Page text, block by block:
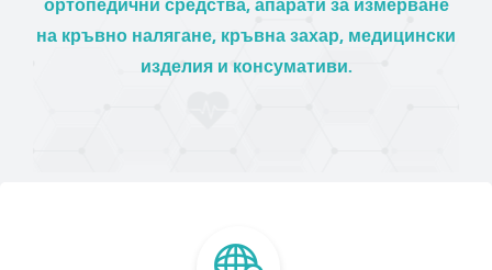
ортопедични средства, апарати за измерване
на кръвно налягане, кръвна захар, медицински
изделия и консумативи.